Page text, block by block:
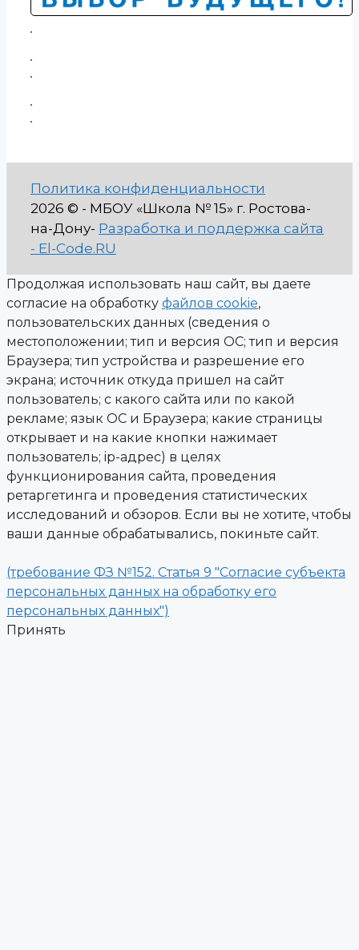
Политика конфиденциальности
2026 © - МБОУ «Школа № 15» г. Ростова-
на-Дону- Разработка и поддержка сайта
- El-Code.RU
Продолжая использовать наш сайт, вы даете
согласие на обработку файлов cookie,
пользовательских данных (сведения о
местоположении; тип и версия ОС; тип и версия
Браузера; тип устройства и разрешение его
экрана; источник откуда пришел на сайт
пользователь; с какого сайта или по какой
рекламе; язык ОС и Браузера; какие страницы
открывает и на какие кнопки нажимает
пользователь; ip-адрес) в целях
функционирования сайта, проведения
ретаргетинга и проведения статистических
исследований и обзоров. Если вы не хотите, чтобы
ваши данные обрабатывались, покиньте сайт.
(требование ФЗ №152. Статья 9 "Согласие субъекта
персональных данных на обработку его
персональных данных")
Принять